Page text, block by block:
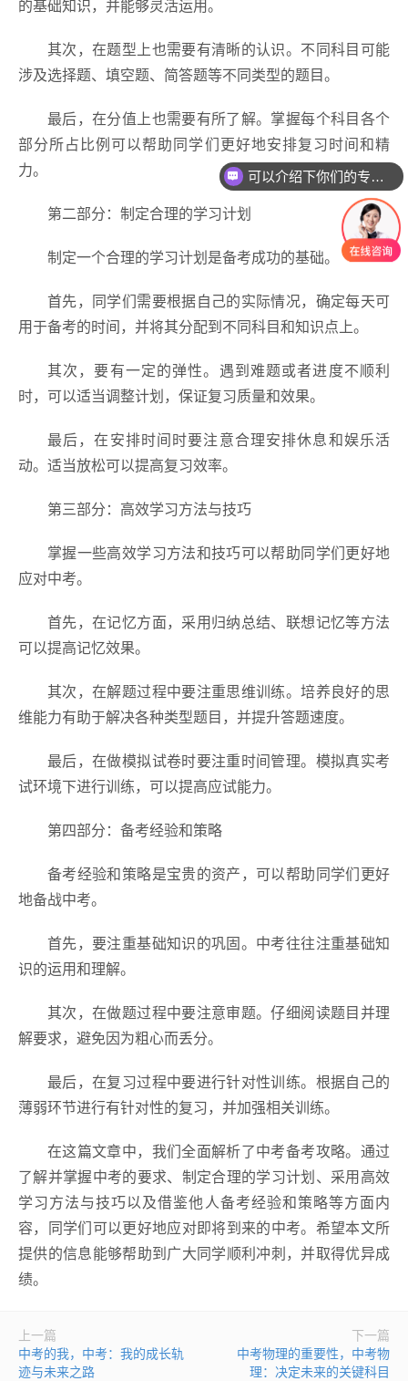
的基础知识，并能够灵活运用。
其次，在题型上也需要有清晰的认识。不同科目可能
涉及选择题、填空题、简答题等不同类型的题目。
最后，在分值上也需要有所了解。掌握每个科目各个
部分所占比例可以帮助同学们更好地安排复习时间和精
力。
第二部分：制定合理的学习计划
制定一个合理的学习计划是备考成功的基础。
首先，同学们需要根据自己的实际情况，确定每天可
用于备考的时间，并将其分配到不同科目和知识点上。
其次，要有一定的弹性。遇到难题或者进度不顺利
时，可以适当调整计划，保证复习质量和效果。
最后，在安排时间时要注意合理安排休息和娱乐活
动。适当放松可以提高复习效率。
第三部分：高效学习方法与技巧
掌握一些高效学习方法和技巧可以帮助同学们更好地
应对中考。
首先，在记忆方面，采用归纳总结、联想记忆等方法
可以提高记忆效果。
其次，在解题过程中要注重思维训练。培养良好的思
维能力有助于解决各种类型题目，并提升答题速度。
最后，在做模拟试卷时要注重时间管理。模拟真实考
试环境下进行训练，可以提高应试能力。
第四部分：备考经验和策略
备考经验和策略是宝贵的资产，可以帮助同学们更好
地备战中考。
首先，要注重基础知识的巩固。中考往往注重基础知
识的运用和理解。
其次，在做题过程中要注意审题。仔细阅读题目并理
解要求，避免因为粗心而丢分。
最后，在复习过程中要进行针对性训练。根据自己的
薄弱环节进行有针对性的复习，并加强相关训练。
在这篇文章中，我们全面解析了中考备考攻略。通过
了解并掌握中考的要求、制定合理的学习计划、采用高效
学习方法与技巧以及借鉴他人备考经验和策略等方面内
容，同学们可以更好地应对即将到来的中考。希望本文所
提供的信息能够帮助到广大同学顺利冲刺，并取得优异成
绩。
上一篇
中考的我，中考：我的成长轨
迹与未来之路
下一篇
中考物理的重要性，中考物
理：决定未来的关键科目
可以介绍下你们的专业吗？